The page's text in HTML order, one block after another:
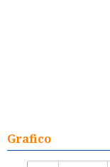
Grafico